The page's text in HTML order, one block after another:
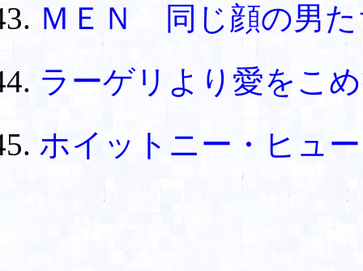
ＭＥＮ 同じ顔の男
ラーゲリより愛を
ホイットニー・ヒ